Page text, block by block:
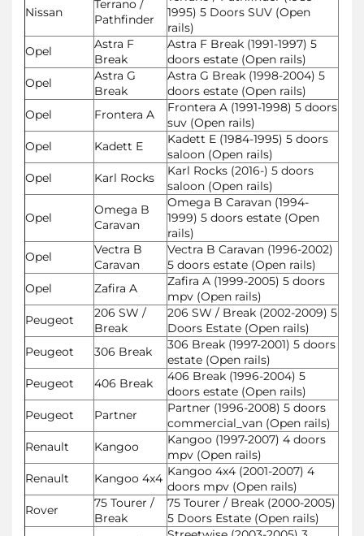
Nissan
Terrano /
Pathfinder
1995) 5 Doors SUV (Open
rails)
Opel
Astra F
Break
Astra F Break (1991-1997) 5
doors estate (Open rails)
Opel
Astra G
Break
Astra G Break (1998-2004) 5
doors estate (Open rails)
Opel
Frontera A
Frontera A (1991-1998) 5 doors
suv (Open rails)
Opel
Kadett E
Kadett E (1984-1995) 5 doors
saloon (Open rails)
Opel
Karl Rocks
Karl Rocks (2016-) 5 doors
saloon (Open rails)
Opel
Omega B
Caravan
Omega B Caravan (1994-
1999) 5 doors estate (Open
rails)
Opel
Vectra B
Caravan
Vectra B Caravan (1996-2002)
5 doors estate (Open rails)
Opel
Zafira A
Zafira A (1999-2005) 5 doors
mpv (Open rails)
Peugeot
206 SW /
Break
206 SW / Break (2002-2009) 5
Doors Estate (Open rails)
Peugeot
306 Break
306 Break (1997-2001) 5 doors
estate (Open rails)
Peugeot
406 Break
406 Break (1996-2004) 5
doors estate (Open rails)
Peugeot
Partner
Partner (1996-2008) 5 doors
commercial_van (Open rails)
Renault
Kangoo
Kangoo (1997-2007) 4 doors
mpv (Open rails)
Renault
Kangoo 4x4 Kangoo 4x4 (2001-2007) 4
doors mpv (Open rails)
Rover
75 Tourer /
Break
75 Tourer / Break (2000-2005)
5 Doors Estate (Open rails)